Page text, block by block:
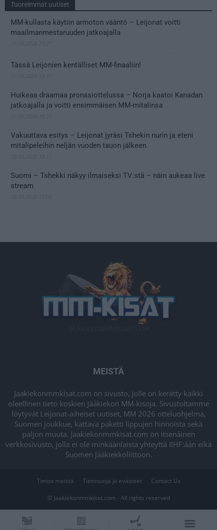
Tuoreimmat uutiset
MM-kullasta käytiin armoton vääntö – Leijonat voitti
maailmanmestaruuden jatkoajalla
Tässä Leijonien kentälliset MM-finaaliin!
Huikeaa draamaa pronssiottelussa – Norja kaatoi Kanadan
jatkoajalla ja voitti ensimmäisen MM-mitalinsa
Vakuuttava esitys – Leijonat jyräsi Tshekin nurin ja eteni
mitalipeleihin neljän vuoden tauon jälkeen
Suomi – Tshekki näkyy ilmaiseksi TV:stä – näin aukeaa live
stream
MEISTÄ
Jaakiekonmmkisat.com on sivusto, jolle on kerätty kaikki
oleellinen tieto koskien Jääkiekon MM-kisoja. Sivustoltamme
löytyvät Leijonat-aiheiset uutiset, MM 2026 otteluohjelma,
Suomen joukkue, kattava paketti lippujen hinnoista sekä
paljon muuta. Jaakiekonmmkisat.com on itsenäinen
verkkosivusto, jolla ei ole minkäänlaista yhteyttä IIHF:ään eikä
Suomen Jääkiekkoliittoon.
Tietoa meistä Tietosuoja ja evästeet Contact Us
© Jaakiekonmmkisat.com - All rights reserved